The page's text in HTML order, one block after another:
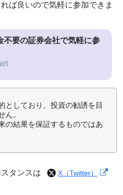
ば良いので気軽に参加できま
不要の証券会社で気軽に参
としており、投資の勧誘を目
ん。
の結果を保証するものではあ
タンスは X（Twitter）